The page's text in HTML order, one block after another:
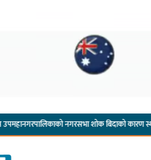
नगरसभा शोक बिदाको कारण स्थगित ·